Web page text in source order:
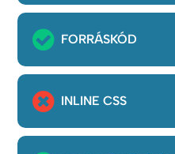
FORRÁSKÓD
INLINE CSS